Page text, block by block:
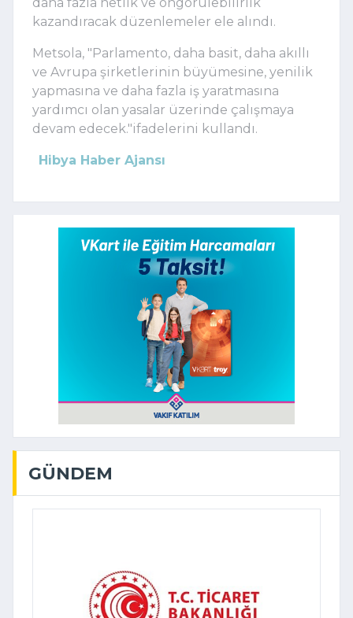
kazandıracak düzenlemeler ele alındı.
Metsola, "Parlamento, daha basit, daha akıllı
ve Avrupa şirketlerinin büyü mesine, yenilik
yapmasına ve daha fazla iş yaratmasına
yardımcı olan yasalar üzerinde çalışmaya
devam edecek."ifadelerini kullandı.
Hibya Haber Ajansı
GÜNDEM